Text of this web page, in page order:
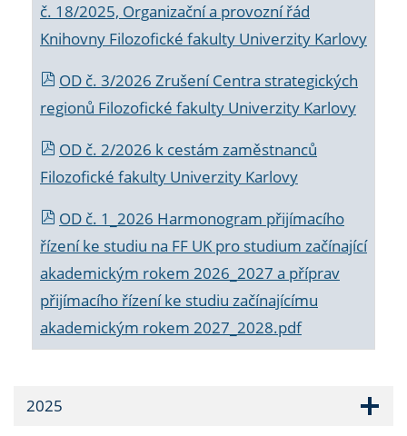
č. 18/2025, Organizační a provozní řád
Knihovny Filozofické fakulty Univerzity Karlovy
OD č. 3/2026 Zrušení Centra strategických
regionů Filozofické fakulty Univerzity Karlovy
OD č. 2/2026 k cestám zaměstnanců
Filozofické fakulty Univerzity Karlovy
OD č. 1_2026 Harmonogram přijímacího
řízení ke studiu na FF UK pro studium začínající
akademickým rokem 2026_2027 a příprav
přijímacího řízení ke studiu začínajícímu
akademickým rokem 2027_2028.pdf
2025